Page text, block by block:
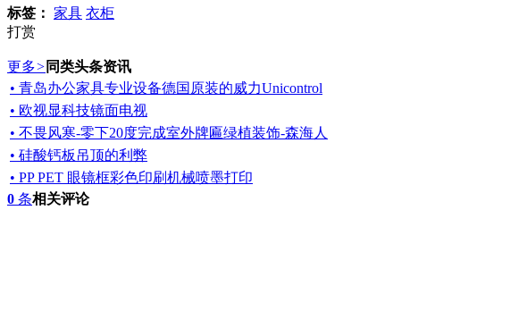
标签： 家具 衣柜
打赏
更多> 同类头条资讯
• 青岛办公家具专业设备德国原装的威力Unicontrol
• 欧视显科技镜面电视
• 不畏风寒-零下20度完成室外牌匾绿植装饰-森海人
• 硅酸钙板吊顶的利弊
• PP PET 眼镜框彩色印刷机械喷墨打印
0 条相关评论